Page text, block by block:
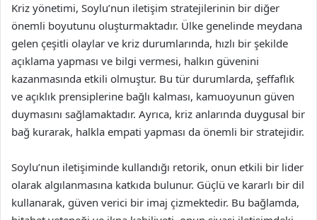
Kriz yönetimi, Soylu’nun iletişim stratejilerinin bir diğer
önemli boyutunu oluşturmaktadır. Ülke genelinde meydana
gelen çeşitli olaylar ve kriz durumlarında, hızlı bir şekilde
açıklama yapması ve bilgi vermesi, halkın güvenini
kazanmasında etkili olmuştur. Bu tür durumlarda, şeffaflık
ve açıklık prensiplerine bağlı kalması, kamuoyunun güven
duymasını sağlamaktadır. Ayrıca, kriz anlarında duygusal bir
bağ kurarak, halkla empati yapması da önemli bir stratejidir.
Soylu’nun iletişiminde kullandığı retorik, onun etkili bir lider
olarak algılanmasına katkıda bulunur. Güçlü ve kararlı bir dil
kullanarak, güven verici bir imaj çizmektedir. Bu bağlamda,